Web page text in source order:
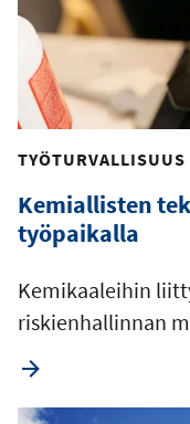
TYÖTURVALLISUUS
Kemiallisten
työpaikalla
Kemikaaleihin
riskienhallinnan